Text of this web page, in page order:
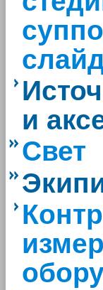
и
Свет